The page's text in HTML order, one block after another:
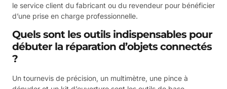
le service client du fabricant ou du revendeur pour bénéficier
d’une prise en charge professionnelle.
Quels sont les outils indispensables pour
débuter la réparation d’objets connectés
?
Un tournevis de précision, un multimètre, une pince à